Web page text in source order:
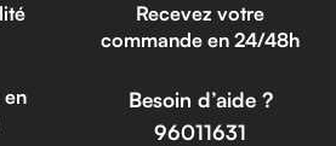
Recevez votre
commande en 24/48h
en
Besoin d’aide ?
96011631